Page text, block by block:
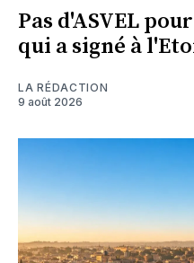
Pas d'ASVEL
qui a signé à
LA RÉDACTION
9 août 2026